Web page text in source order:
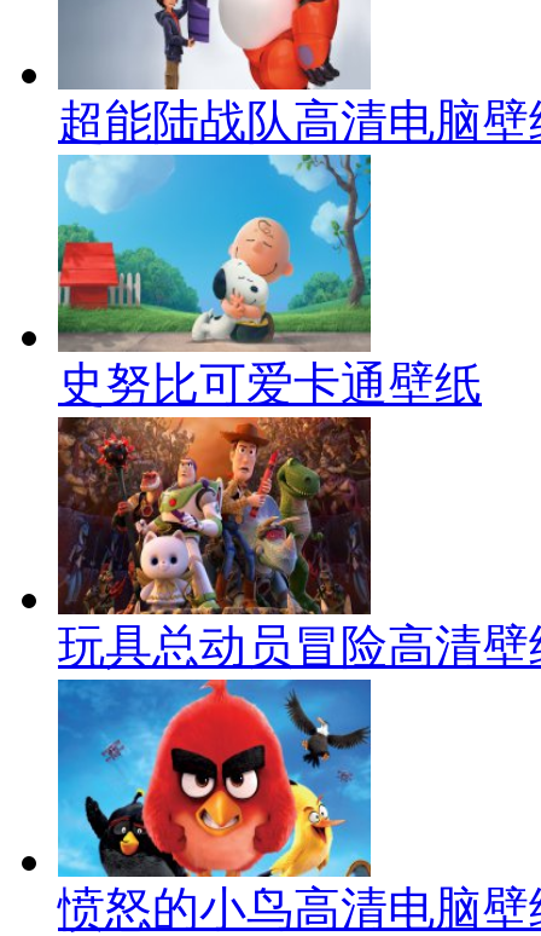
超能陆战队高清电脑壁
史努比可爱卡通壁纸
玩具总动员冒险高清壁
愤怒的小鸟高清电脑壁